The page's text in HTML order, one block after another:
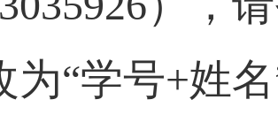
为“学号+姓